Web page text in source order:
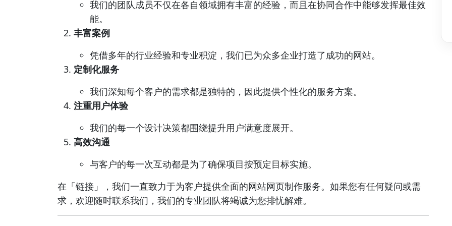
我们的团队成员不仅在各自领域拥有丰富的经验，而且在协同合作中能够发挥最佳效
能。
丰富案例
凭借多年的行业经验和专业积淀，我们已为众多企业打造了成功的网站。
定制化服务
我们深知每个客户的需求都是独特的，因此提供个性化的服务方案。
注重用户体验
我们的每一个设计决策都围绕提升用户满意度展开。
高效沟通
与客户的每一次互动都是为了确保项目按预定目标实施。
在「链接」，我们一直致力于为客户提供全面的网站网页制作服务。如果您有任何疑问或需
求，欢迎随时联系我们，我们的专业团队将竭诚为您排忧解难。